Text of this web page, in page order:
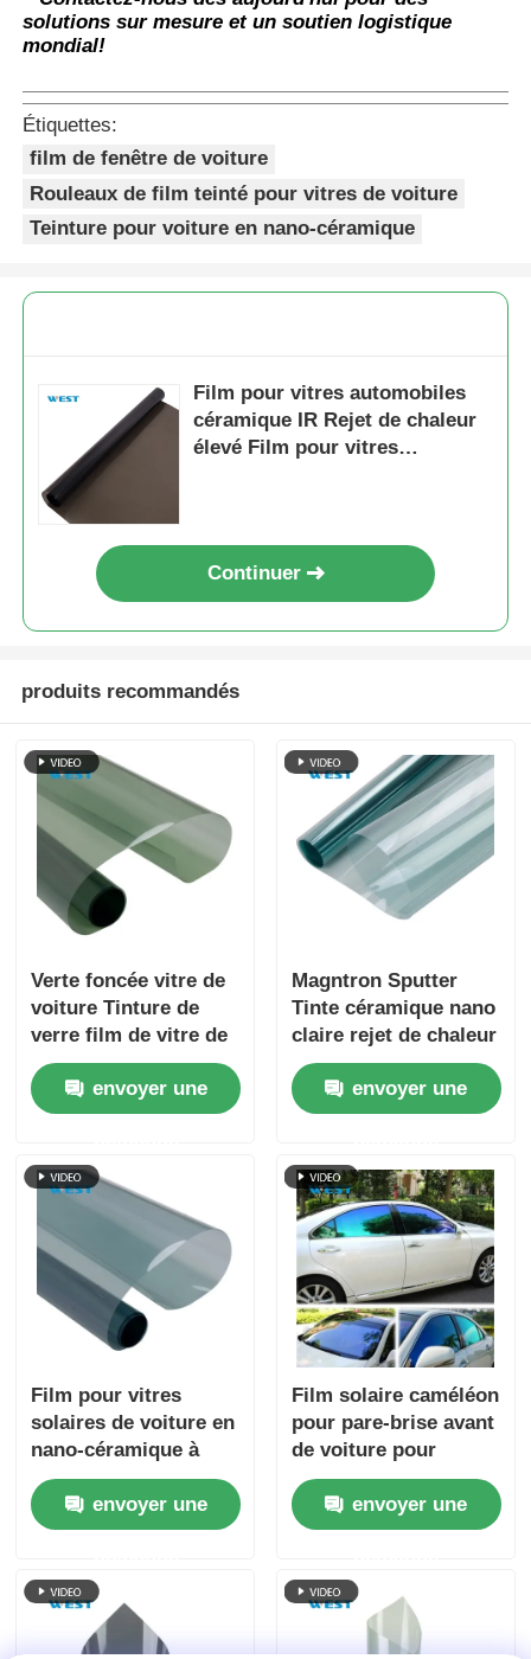
solutions sur mesure et un soutien logistique
mondial!
Étiquettes:
film de fenêtre de voiture
Rouleaux de film teinté pour vitres de voiture
Teinture pour voiture en nano-céramique
Film pour vitres automobiles
céramique IR Rejet de chaleur
élevé Film pour vitres
Continuer
produits recommandés
Verte foncée vitre de
voiture Tinture de
verre film de vitre de
voiture léger
résistant aux rayures
envoyer une
Magntron Sputter
Tinte céramique nano
claire rejet de chaleur
pour vitre de voiture
envoyer une
Film pour vitres
solaires de voiture en
nano-céramique à
contrôle solaire et
isolation thermique
élevée 1,52x30m,
latérales et pare-brise
envoyer une
Film solaire caméléon
pour pare-brise avant
de voiture pour
rendre le verre
brillantenvoyer une